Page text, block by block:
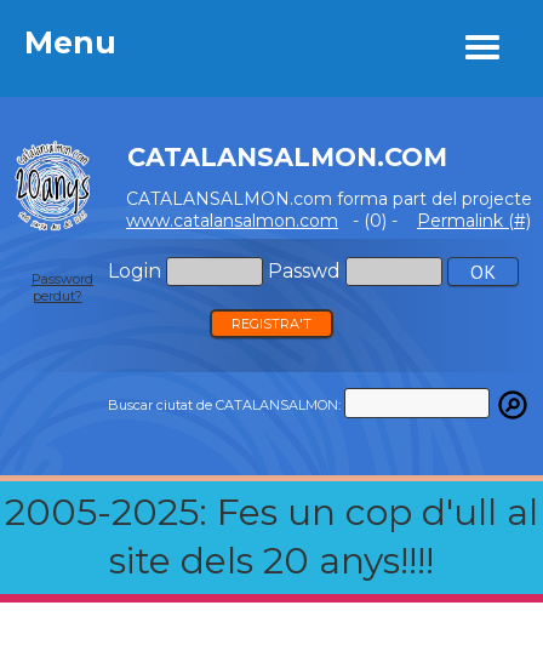
Menu
CATALANSALMON.COM
CATALANSALMON.com forma part del projecte
www.catalansalmon.com - (0) - Permalink (#)
Login Passwd
Password
perdut?
REGISTRA'T
Buscar ciutat de CATALANSALMON:
2005-2025: Fes un cop d'ull al
site dels 20 anys!!!!
Menu